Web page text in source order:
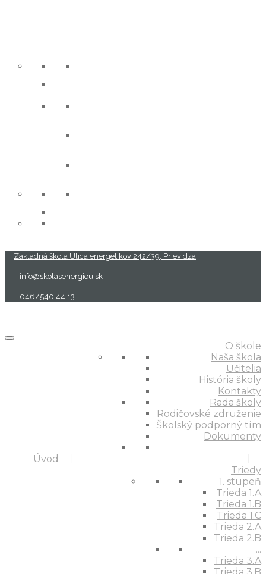
Základná škola Ulica energetikov 242/39, Prievidza
info@skolasenergiou.sk
046/540 44 13
Úvod
O škole
Naša škola
Učitelia
História školy
Kontakty
Rada školy
Rodičovské združenie
Školský podporný tím
Dokumenty
Triedy
1. stupeň
Trieda 1.A
Trieda 1.B
Trieda 1.C
Trieda 2.A
Trieda 2.B
...
Trieda 3.A